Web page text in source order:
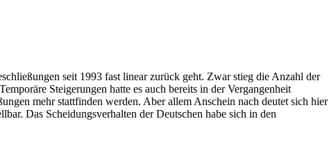
seit 1993 fast linear zurück geht. Zwar stieg die Anzahl der
Steigerungen hatte es auch bereits in der Vergangenheit
mehr stattfinden werden. Aber allem Anschein nach deutet sich hier
Das Scheidungsverhalten der Deutschen habe sich in den